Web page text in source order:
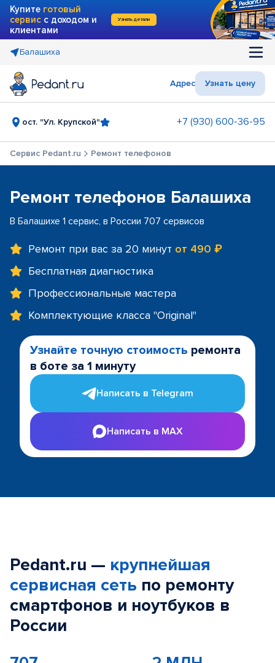
Купите готовый
сервис с доходом и
клиентами
Узнать детали
Балашиха
Адрес Узнать цену
ост. "Ул. Крупской" +7 (930) 600-36-95
Сервис Pedant.ru Ремонт телефонов
Ремонт телефонов Балашиха
В Балашихе 1 сервис, в России 707 сервисов
Ремонт при вас за 20 минут от 490 ₽
Бесплатная диагностика
Профессиональные мастера
Комплектующие класса "Original"
Узнайте точную стоимость ремонта
в боте за 1 минуту
Написать в Telegram
Написать в MAX
Pedant.ru — крупнейшая
сервисная сеть по ремонту
смартфонов и ноутбуков в
России